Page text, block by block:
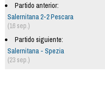
Partido anterior:
Salernitana 2-2 Pescara
(16 sep.)
Partido siguiente:
Salernitana - Spezia
(23 sep.)